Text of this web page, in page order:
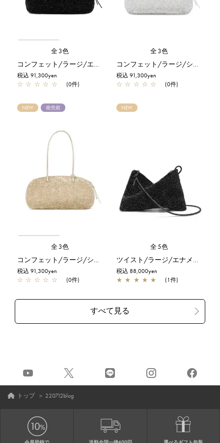
全3色
コンフェット/ラージ/エナメルブラック
税込 91,300yen
☆ ☆ ☆ ☆ ☆ (0件)
全3色
コンフェット/ラージ/シルバー
税込 91,300yen
☆ ☆ ☆ ☆ ☆ (0件)
NEW 発売前
全3色
コンフェット/ラージ/シルバーゴールド
税込 91,300yen
☆ ☆ ☆ ☆ ☆ (0件)
NEW
全5色
ツイスト/ラージ/エナメルブラック
税込 88,000yen
★ ★ ★ ★ ★ (1件)
トップ ＞ 220712blog